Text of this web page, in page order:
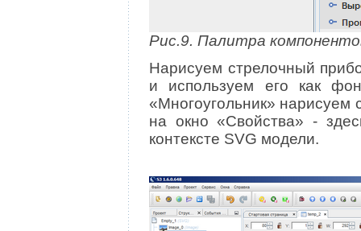
Рис.9. Палитра
Нарисуем стрелочный
и используем его как
«Многоугольник»
на окно «Свойства» ‑
контексте SVG модели.